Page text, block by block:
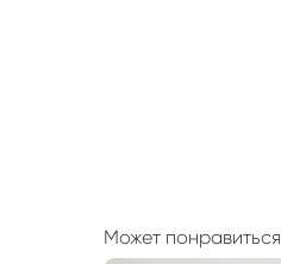
Может понравиться